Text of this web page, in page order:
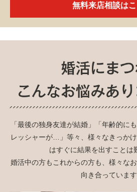
無料来店相談は
「最後の独身友達が結婚」「年齢的に
レッシャーが…」等々、様々なきっか
はすぐに結果を出すことは
婚活中の方もこれからの方も、様々な
向き合っています